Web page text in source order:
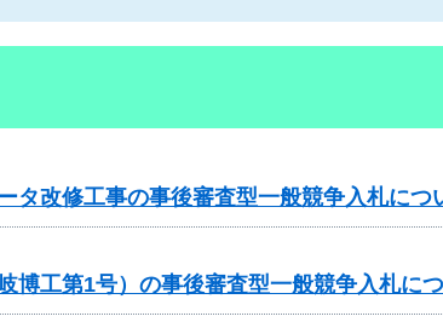
タ改修工事の事後審査型一般競争入札につ
博工第1号）の事後審査型一般競争入札に